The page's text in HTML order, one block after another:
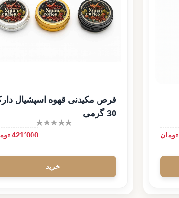
قرص مکیدنی قهوه اسپشیال
30 گرمی
421٬000 تومان